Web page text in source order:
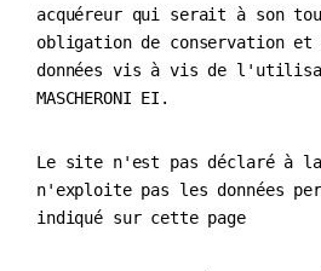
acquéreur qui serait à son
obligation de conservation et
données vis à vis de
MASCHERONI EI.
Le site n'est pas déclaré à
n'exploite pas les données
indiqué sur cette page